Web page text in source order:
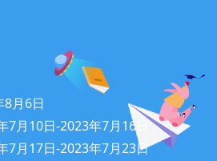
基础打榜能手
月6日
月10日-2023年7月16日
7月17日-2023年7月23日